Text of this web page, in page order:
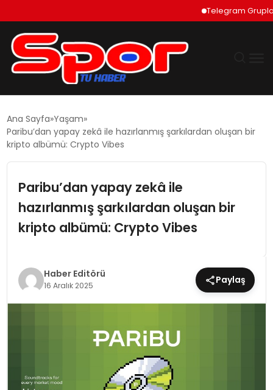
Telegram Grupları
DÜNYA
SIYASET
TEKNOLOJI
EĞITIM
MAGAZIN
Ana Sayfa Yaşam
Paribu’dan yapay zekâ ile hazırlanmış şarkılardan oluşan bir
kripto albümü: Crypto Vibes
Paribu’dan yapay zekâ ile
hazırlanmış şarkılardan oluşan bir
kripto albümü: Crypto Vibes
Haber Editörü
16 Aralık 2025 Paylaş